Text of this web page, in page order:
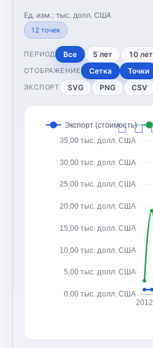
Ед. изм.: тыс. долл. США
12 точек
ПЕРИОД Все 5 лет 10 лет
ОТОБРАЖЕНИЕ Сетка Точки
ЭКСПОРТ SVG PNG CSV
0,00 тыс. долл. США
5,00 тыс. долл. США
10,00 тыс. долл. США
15,00 тыс. долл. США
20,00 тыс. долл. США
25,00 тыс. долл. США
30,00 тыс. долл. США
35,00 тыс. долл. США
2012
Экспорт (стоимость)